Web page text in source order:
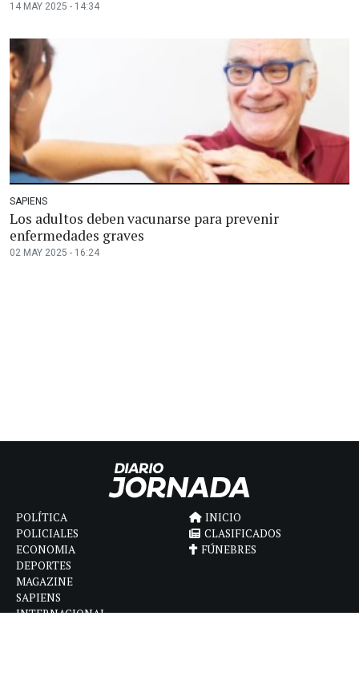
14 MAY 2025 - 14:34
SAPIENS
Los adultos deben vacunarse para prevenir
enfermedades graves
02 MAY 2025 - 16:24
POLÍTICA
POLICIALES
ECONOMIA
DEPORTES
MAGAZINE
SAPIENS
INTERNACIONAL
INICIO
CLASIFICADOS
FÚNEBRES